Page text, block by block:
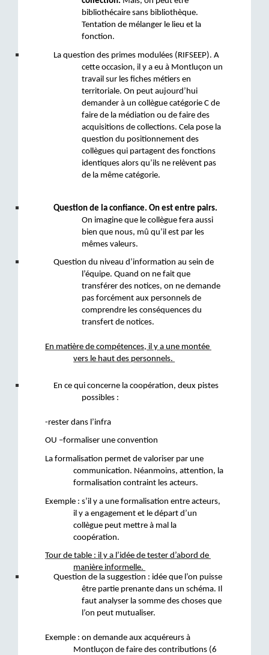
bibliothécaire sans bibliothèque.
Tentation de mélanger le lieu et la
fonction.
La question des primes modulées (RIFSEEP). A
cette occasion, il y a eu à Montluçon un
travail sur les fiches métiers en
territoriale. On peut aujourd’hui
demander à un collègue catégorie C de
faire de la médiation ou de faire des
acquisitions de collections. Cela pose la
question du positionnement des
collègues qui partagent des fonctions
identiques alors qu’ils ne relèvent pas
de la même catégorie.
On imagine que le collègue fera aussi
bien que nous, mû qu’il est par les
mêmes valeurs.
Question du niveau d’information au sein de
l’équipe. Quand on ne fait que
transférer des notices, on ne demande
pas forcément aux personnels de
comprendre les conséquences du
transfert de notices.
En matière de compétences, il y a une montée
vers le haut des personnels.
En ce qui concerne la coopération, deux pistes
possibles :
-rester dans l’infra
OU –formaliser une convention
La formalisation permet de valoriser par une
communication. Néanmoins, attention, la
formalisation contraint les acteurs.
Exemple : s’il y a une formalisation entre acteurs,
il y a engagement et le départ d’un
collègue peut mettre à mal la
coopération.
Tour de table : il y a l’idée de tester d’abord de
manière informelle.
Question de la suggestion : idée que l’on puisse
être partie prenante dans un schéma. Il
faut analyser la somme des choses que
l’on peut mutualiser.
Exemple : on demande aux acquéreurs à
Montluçon de faire des contributions (6